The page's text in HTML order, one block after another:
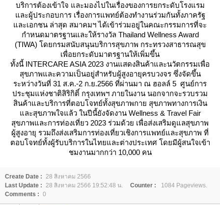
บริการต้องเข้าใจ และมองไปในเรื่องของการยกระดับโรงแรม
ละผู้ประกอบการ เรื่องการแพทย์ต้องทำงานร่วมกันทั้งภาครัฐ
ละเอกชน ล่าสุด สมาคมฯ ได้เข้าร่วมอยู่ในคณะกรรมการที่จะ
กำหนดมาตรฐานและให้รางวัล Thailand Wellness Award
(TIWA) โดยกรมสนับสนุนบริการสุขภาพ กระทรวงสาธารณสุข
เพื่อยกระดับมาตรฐานให้เพิ่มขึ้น
ทั้งนี้ INTERCARE ASIA 2023 งานแสดงสินค้าและนวัตกรรมเพื่อ
สุขภาพและความเป็นอยู่สำหรับผู้สูงอายุครบวงจร ซึ่งจัดขึ้น
ระหว่างวันที่ 31 ส.ค.-2 ก.ย.2566 ที่ผ่านมา ณ ฮอลล์ 5 ศูนย์การ
ประชุมแห่งชาติสิริกิติ์ กรุงเทพฯ ภายในงาน นอกจากจะรวบรวม
สินค้าและบริการที่ตอบโจทย์ทั้งสุขภาพกาย สุขภาพทางการเงิน
ละสุขภาพใจแล้ว ในปีนี้ยังจัดงาน Wellness & Travel Fair
สุขภาพและการท่องเที่ยว 2023 ร่วมด้วย เพื่อส่งเสริมดูแลสุขภาพ
ผู้สูงอายุ รวมถึงส่งเสริมการท่องเที่ยวเชิงการแพทย์และสุขภาพ ที่
ตอบโจทย์ทั้งผู้รับบริการในไทยและต่างประเทศ โดยมีผู้สนใจเข้า
ชมงานมากกว่า 10,000 คน
Create Date : 28 สิงหาคม 2566
Last Update : 28 สิงหาคม 2566 19:52:48 น. Counter :
1084 Pageviews.
Comments : 0